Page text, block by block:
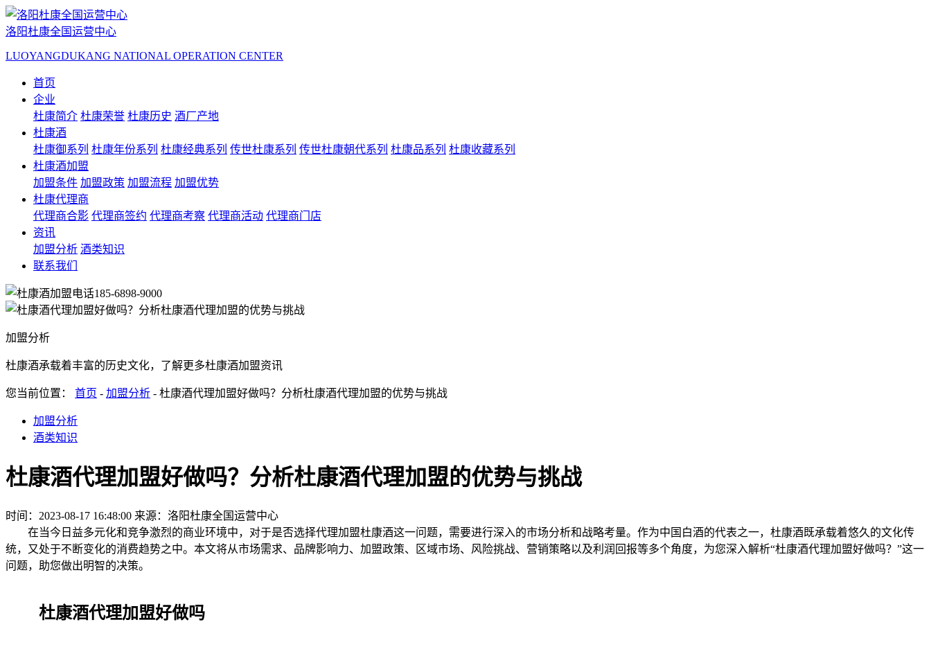
洛阳杜康全国运营中心
LUOYANGDUKANG NATIONAL OPERATION CENTER
首页
企业
杜康简介 杜康荣誉 杜康历史 酒厂产地
杜康酒
杜康御系列 杜康年份系列 杜康经典系列 传世杜康系列 传世杜康朝代系列 杜康品系列 杜康收藏系列
杜康酒加盟
加盟条件 加盟政策 加盟流程 加盟优势
杜康代理商
代理商合影 代理商签约 代理商考察 代理商活动 代理商门店
资讯
加盟分析 酒类知识
联系我们
185-6898-9000
加盟分析
杜康酒承载着丰富的历史文化，了解更多杜康酒加盟资讯
您当前位置： 首页 - 加盟分析 - 杜康酒代理加盟好做吗？分析杜康酒代理加盟的优势与挑战
加盟分析
酒类知识
杜康酒代理加盟好做吗？分析杜康酒代理加盟的优势与挑战
时间：2023-08-17 16:48:00 来源：洛阳杜康全国运营中心
在当今日益多元化和竞争激烈的商业环境中，对于是否选择代理加盟杜康酒这一问题，需要进行深入的市场分析和战略考量。作为中国白酒的代表之一，杜康酒既承载着悠久的文化传
统，又处于不断变化的消费趋势之中。本文将从市场需求、品牌影响力、加盟政策、区域市场、风险挑战、营销策略以及利润回报等多个角度，为您深入解析“杜康酒代理加盟好做吗？”这一
问题，助您做出明智的决策。
杜康酒代理加盟好做吗